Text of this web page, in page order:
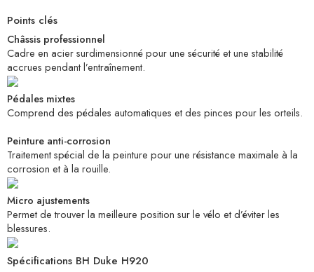
Points clés
Châssis professionnel
Cadre en acier surdimensionné pour une sécurité et une stabilité
accrues pendant l’entraînement.
Pédales mixtes
Comprend des pédales automatiques et des pinces pour les orteils.
Peinture anti-corrosion
Traitement spécial de la peinture pour une résistance maximale à la
corrosion et à la rouille.
Micro ajustements
Permet de trouver la meilleure position sur le vélo et d’éviter les
blessures.
Spécifications BH Duke H920